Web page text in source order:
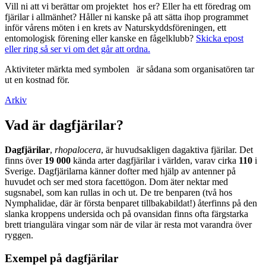
Vill ni att vi berättar om projektet hos er? Eller ha ett föredrag om
fjärilar i allmänhet? Håller ni kanske på att sätta ihop programmet
inför vårens möten i en krets av Naturskyddsföreningen, ett
entomologisk förening eller kanske en fågelklubb? Skicka epost
eller ring så ser vi om det går att ordna.
Aktiviteter märkta med symbolen
är sådana som organisatören tar
ut en kostnad för.
Arkiv
Vad är dagfjärilar?
Dagfjärilar, rhopalocera, är huvudsakligen dagaktiva fjärilar. Det
finns över 19 000 kända arter dagfjärilar i världen, varav cirka 110 i
Sverige. Dagfjärilarna känner dofter med hjälp av antenner på
huvudet och ser med stora facettögon. Dom äter nektar med
sugsnabel, som kan rullas in och ut. De tre benparen (två hos
Nymphalidae, där är första benparet tillbakabildat!) återfinns på den
slanka kroppens undersida och på ovansidan finns ofta färgstarka
brett triangulära vingar som när de vilar är resta mot varandra över
ryggen.
Exempel på dagfjärilar